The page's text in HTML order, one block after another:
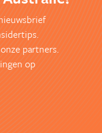
partners.
op